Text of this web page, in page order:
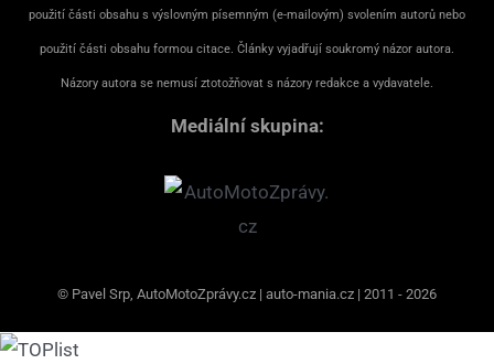
použití části obsahu s výslovným písemným (e-mailovým) svolením autorů nebo
použití části obsahu formou citace. Články vyjadřují soukromý názor autora.
Názory autora se nemusí ztotožňovat s názory redakce a vydavatele.
Mediální skupina:
© Pavel Srp, AutoMotoZprávy.cz | auto-mania.cz | 2011 - 2026